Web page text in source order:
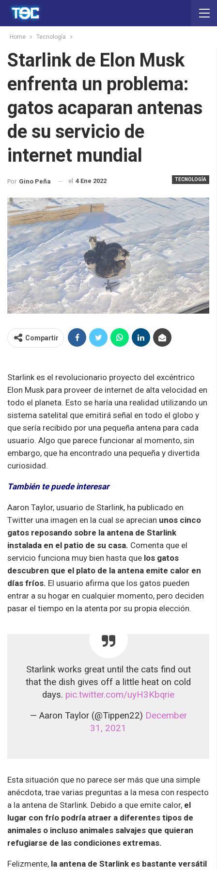
Home Tecnología
Starlink de Elon Musk
enfrenta un problema:
gatos acaparan antenas
de su servicio de
internet mundial
TECNOLOGÍA
Por Gino Peña el 4 Ene 2022
Compartir
Starlink es el revolucionario proyecto del excéntrico
Elon Musk para proveer de internet de alta velocidad en
todo el planeta. Esto se haría una realidad utilizando un
sistema satelital que emitirá señal en todo el globo y
que sería recibido por una pequeña antena para cada
usuario. Algo que parece funcionar al momento, sin
embargo, que ha encontrado una pequeña y divertida
curiosidad.
También te puede interesar
Aaron Taylor, usuario de Starlink, ha publicado en
Twitter una imagen en la cual se aprecian unos cinco
gatos reposando sobre la antena de Starlink
instalada en el patio de su casa. Comenta que el
servicio funciona muy bien hasta que los gatos
descubren que el plato de la antena emite calor en
días fríos. El usuario afirma que los gatos pueden
entrar a su hogar en cualquier momento, pero deciden
pasar el tiempo en la atenta por su propia elección.
Starlink works great until the cats find out
that the dish gives off a little heat on cold
days. pic.twitter.com/uyH3Kbqrie
— Aaron Taylor (@Tippen22) December
31, 2021
Esta situación que no parece ser más que una simple
anécdota, trae varias preguntas a la mesa con respecto
a la antena de Starlink. Debido a que emite calor, el
lugar con frío podría atraer a diferentes tipos de
animales o incluso animales salvajes que quieran
refugiarse de las condiciones extremas.
Felizmente, la antena de Starlink es bastante versátil